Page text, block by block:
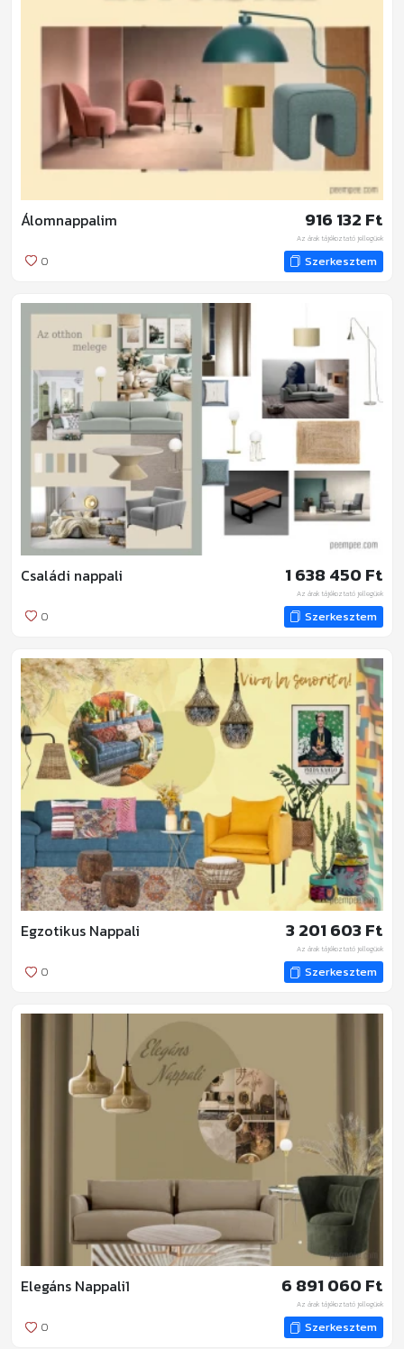
Álomnappalim 916 132 Ft
Az árak tájékoztató jellegűek
0 Szerkesztem
Családi nappali 1 638 450 Ft
Az árak tájékoztató jellegűek
0 Szerkesztem
Egzotikus Nappali 3 201 603 Ft
Az árak tájékoztató jellegűek
0 Szerkesztem
Elegáns Nappali1 6 891 060 Ft
Az árak tájékoztató jellegűek
0 Szerkesztem